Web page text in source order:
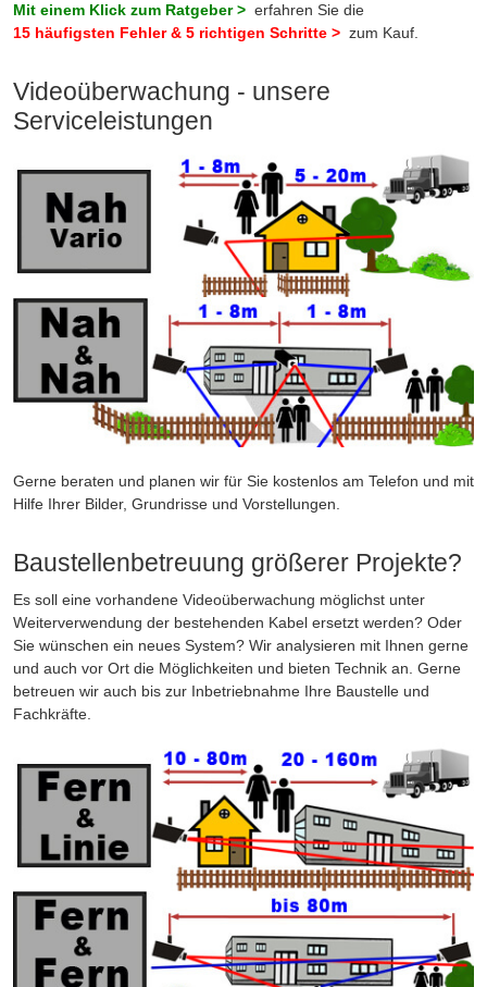
Mit einem Klick zum Ratgeber > erfahren Sie die
15 häufigsten Fehler & 5 richtigen Schritte > zum Kauf.
Videoüberwachung - unsere
Serviceleistungen
Gerne beraten und planen wir für Sie kostenlos am Telefon und mit
Hilfe Ihrer Bilder, Grundrisse und Vorstellungen.
Baustellenbetreuung größerer Projekte?
Es soll eine vorhandene Videoüberwachung möglichst unter
Weiterverwendung der bestehenden Kabel ersetzt werden? Oder
Sie wünschen ein neues System? Wir analysieren mit Ihnen gerne
und auch vor Ort die Möglichkeiten und bieten Technik an. Gerne
betreuen wir auch bis zur Inbetriebnahme Ihre Baustelle und
Fachkräfte.